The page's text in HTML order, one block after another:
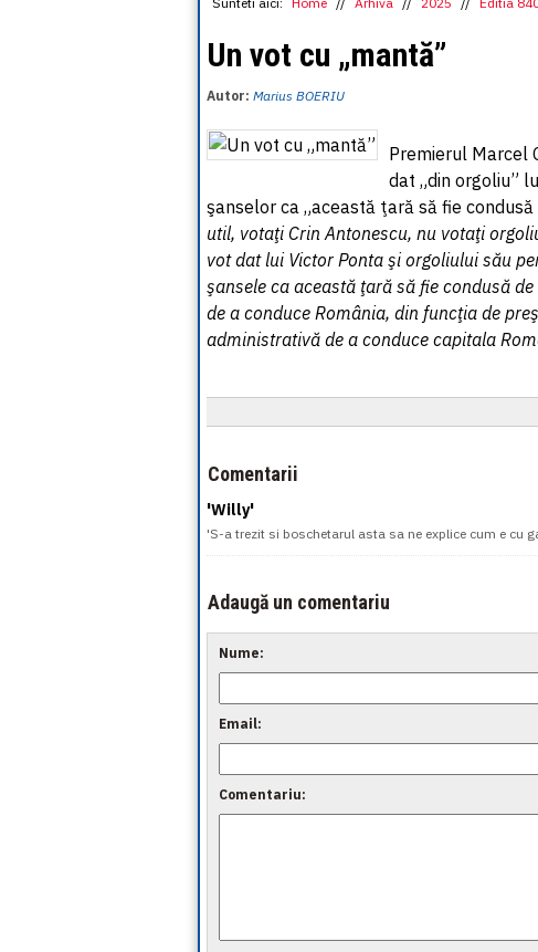
Un vot cu „mantă”
Autor: Marius BOERIU
Premierul Marcel
dat „din orgoliu”
şanselor ca „această ţară să fie condusă
util, votaţi Crin Antonescu, nu votaţi
vot dat lui Victor Ponta şi orgoliului său
şansele ca această ţară să fie condusă
de a conduce România, din funcţia de
administrativă de a conduce capitala
Comentarii
'Willy'
'S-a trezit si boschetarul asta sa ne explice cum e cu
Adaugă un comentariu
Nume:
Email:
Comentariu: